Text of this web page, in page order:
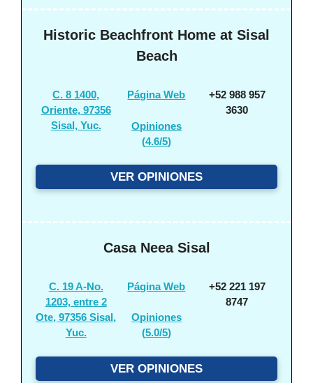
Historic Beachfront Home at Sisal
Beach
C. 8 1400,
Oriente, 97356
Sisal, Yuc.
Página Web
Opiniones
(4.6/5)
+52 988 957
3630
VER OPINIONES
Casa Neea Sisal
C. 19 A-No.
1203, entre 2
Ote, 97356 Sisal,
Yuc.
Página Web
Opiniones
(5.0/5)
+52 221 197
8747
VER OPINIONES